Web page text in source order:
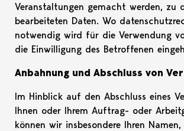
Veranstaltungen gemacht werden, zu
bearbeiteten Daten. Wo
notwendig wird für die Verwendung
die Einwilligung des Betroffenen
Anbahnung und Abschluss von
Im Hinblick auf den Abschluss eines
Ihnen oder Ihrem Auftrag- oder
können wir insbesondere Ihren